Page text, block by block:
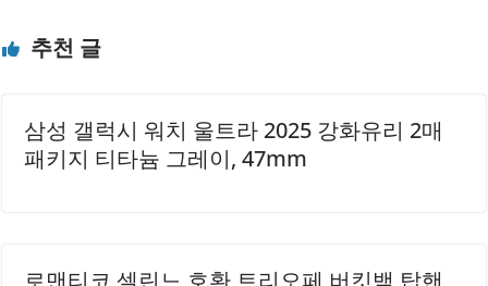
공기를 주입할 수 있습니다.다양한 노즐이 제공되어 여러..
추천 글
삼성 갤럭시 워치 울트라 2025 강화유리 2매
패키지 티타늄 그레이, 47mm